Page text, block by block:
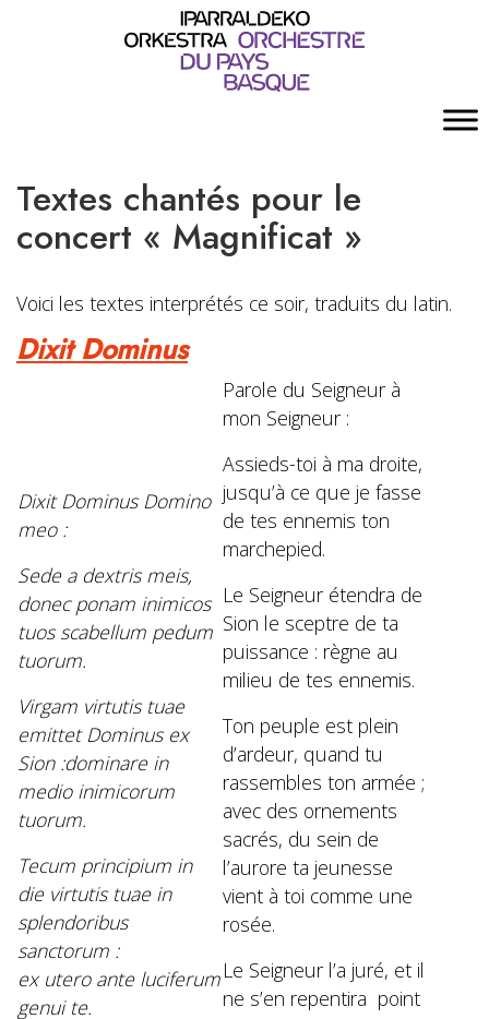
Textes chantés pour le
concert « Magnificat »
Voici les textes interprétés ce soir, traduits du latin.
Dixit Dominus
Dixit Dominus Domino
meo :
Sede a dextris meis,
donec ponam inimicos
tuos scabellum pedum
tuorum.
Virgam virtutis tuae
emittet Dominus ex
Sion :dominare in
medio inimicorum
tuorum.
Tecum principium in
die virtutis tuae in
splendoribus
sanctorum :
ex utero ante luciferum
genui te.
Parole du Seigneur à
mon Seigneur :
Assieds-toi à ma droite,
jusqu’à ce que je fasse
de tes ennemis ton
marchepied.
Le Seigneur étendra de
Sion le sceptre de ta
puissance : règne au
milieu de tes ennemis.
Ton peuple est plein
d’ardeur, quand tu
rassembles ton armée ;
avec des ornements
sacrés, du sein de
l’aurore ta jeunesse
vient à toi comme une
rosée.
Le Seigneur l’a juré, et il
ne s’en repentira point